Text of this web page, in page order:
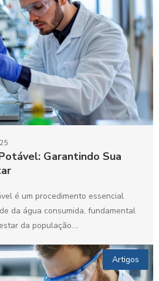
Garantindo Sua
é um procedimento essencial
da água consumida, fundamental
da população....
Artigos